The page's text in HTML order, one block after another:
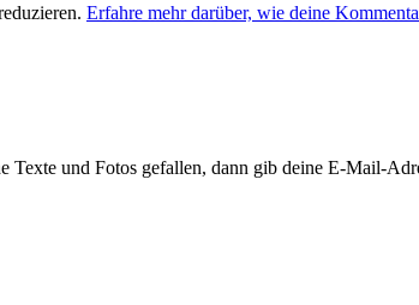
Erfahre mehr darüber, wie deine
und Fotos gefallen, dann gib deine E-Mail-